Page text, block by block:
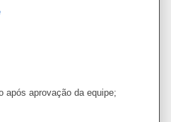
após aprovação da equipe;